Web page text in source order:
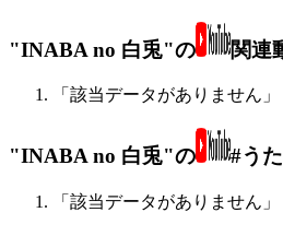
"INABA no 白兎"の 関連
「該当データがありません」
"INABA no 白兎"の #う
「該当データがありません」